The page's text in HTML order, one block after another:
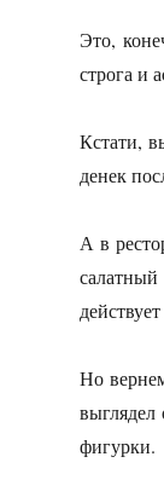
Это,
строга и
Кстати,
денек
А в
Но
фигурки.